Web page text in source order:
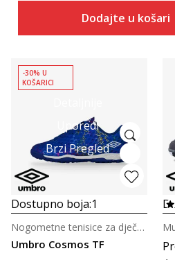
Dodajte u košaricu
Uporedi
Brzi Pregled
-30% U
KOŠARICI
Dostupno boja:1
Umbro Cosmos TF
Nogometne tenisice za dječake